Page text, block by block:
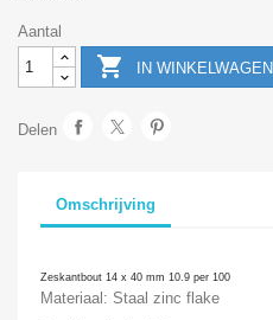
Aantal
 IN WINKELWAGEN
Delen
Omschrijving
Zeskantbout 14 x 40 mm 10.9 per 100
Materiaal: Staal zinc flake